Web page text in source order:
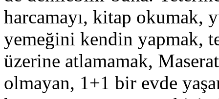
harcamayı, kitap okumak,
yemeğini kendin yapmak,
üzerine atlamamak,
olmayan, 1+1 bir evde